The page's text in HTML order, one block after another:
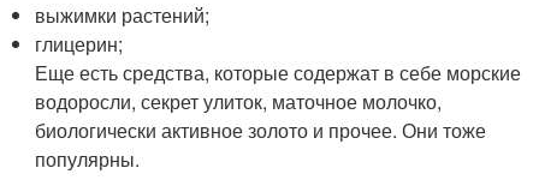
выжимки растений;
глицерин;
Еще есть средства, которые содержат в себе морские
водоросли, секрет улиток, маточное молочко,
биологически активное золото и прочее. Они тоже
популярны.